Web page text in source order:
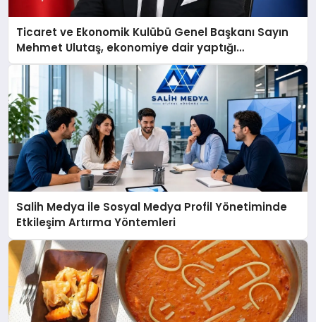
Ticaret ve Ekonomik Kulübü Genel Başkanı Sayın
Mehmet Ulutaş, ekonomiye dair yaptığı
açıklamada şunları kaydetti:
Salih Medya ile Sosyal Medya Profil Yönetiminde
Etkileşim Artırma Yöntemleri